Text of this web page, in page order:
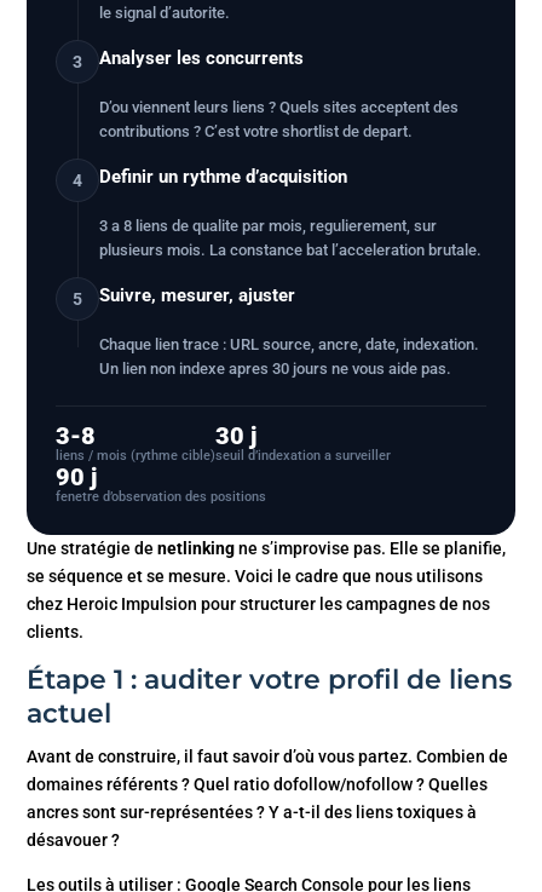
le signal d’autorite.
3 Analyser les concurrents
D’ou viennent leurs liens ? Quels sites acceptent des
contributions ? C’est votre shortlist de depart.
4 Definir un rythme d’acquisition
3 a 8 liens de qualite par mois, regulierement, sur
plusieurs mois. La constance bat l’acceleration brutale.
5 Suivre, mesurer, ajuster
Chaque lien trace : URL source, ancre, date, indexation.
Un lien non indexe apres 30 jours ne vous aide pas.
3-8
liens / mois (rythme cible)
30 j
seuil d’indexation a surveiller
90 j
fenetre d’observation des positions
Une stratégie denetlinkingne s’improvise pas. Elle se planifie,
se séquence et se mesure. Voici le cadre que nous utilisons
chez Heroic Impulsion pour structurer les campagnes de nos
clients.
Étape 1 : auditer votre profil de liens
actuel
Avant de construire, il faut savoir d’où vous partez. Combien de
domaines référents ? Quel ratio dofollow/nofollow ? Quelles
ancres sont sur-représentées ? Y a-t-il des liens toxiques à
désavouer ?
Les outils à utiliser : Google Search Console pour les liens